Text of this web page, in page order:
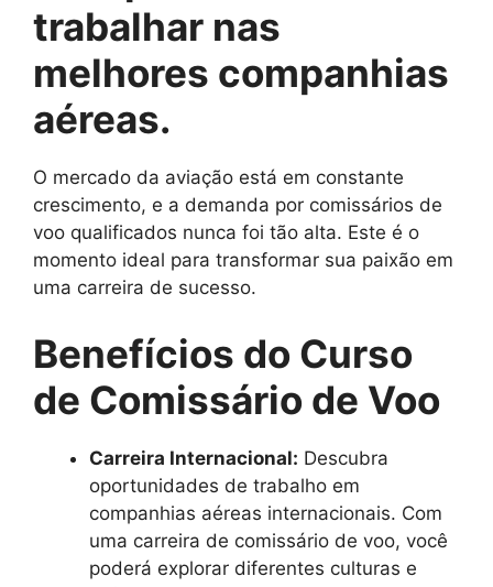
trabalhar nas
melhores companhias
aéreas.
O mercado da aviação está em constante
crescimento, e a demanda por comissários de
voo qualificados nunca foi tão alta. Este é o
momento ideal para transformar sua paixão em
uma carreira de sucesso.
Benefícios do Curso
de Comissário de Voo
Carreira Internacional: Descubra
oportunidades de trabalho em
companhias aéreas internacionais. Com
uma carreira de comissário de voo, você
poderá explorar diferentes culturas e